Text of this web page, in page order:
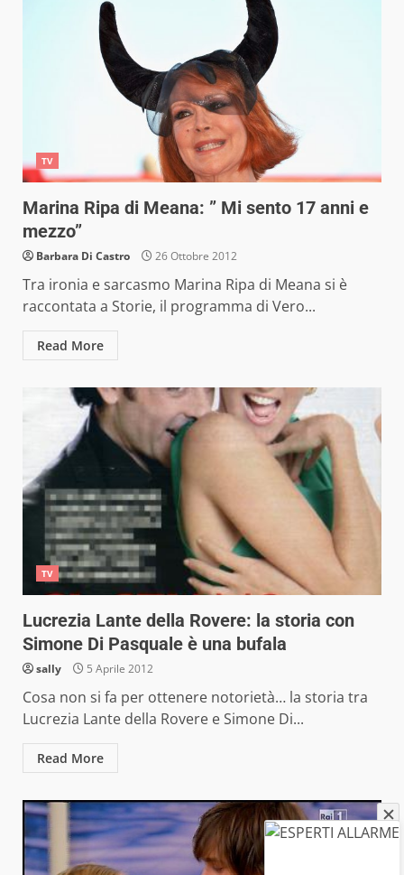
TV
Marina Ripa di Meana: ” Mi sento 17 anni e
mezzo”
Barbara Di Castro 26 Ottobre 2012
Tra ironia e sarcasmo Marina Ripa di Meana si è
raccontata a Storie, il programma di Vero...
Read More
TV
Lucrezia Lante della Rovere: la storia con
Simone Di Pasquale è una bufala
sally 5 Aprile 2012
Cosa non si fa per ottenere notorietà… la storia tra
Lucrezia Lante della Rovere e Simone Di...
Read More